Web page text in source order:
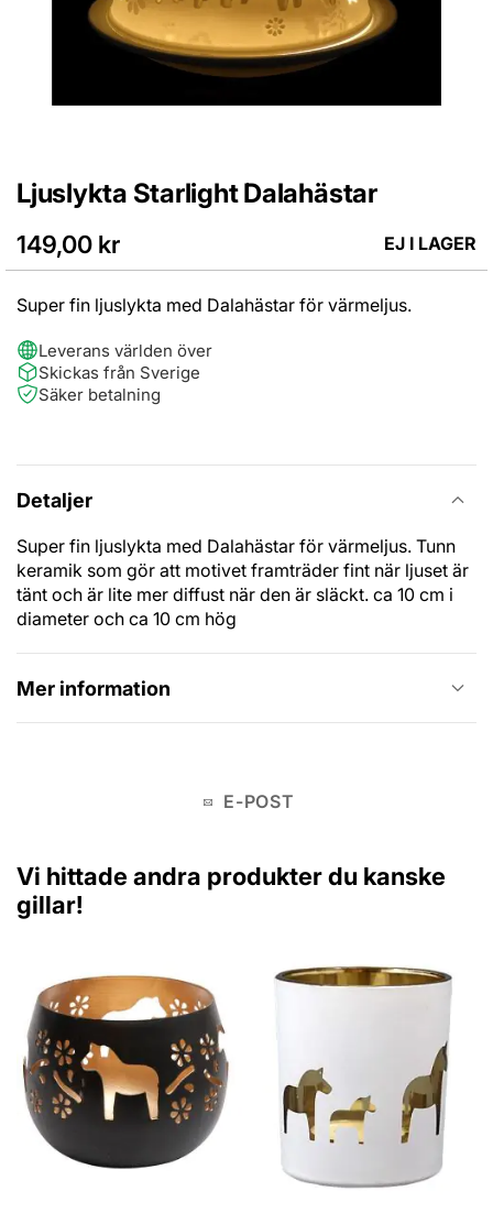
Ljuslykta Starlight Dalahästar
149,00 kr EJ I LAGER
Super fin ljuslykta med Dalahästar för värmeljus.
Leverans världen över
Skickas från Sverige
Säker betalning
Hoppa
till
början
Detaljer
Super fin ljuslykta med Dalahästar för värmeljus. Tunn
keramik som gör att motivet framträder fint när ljuset är
tänt och är lite mer diffust när den är släckt. ca 10 cm i
diameter och ca 10 cm hög
Mer information
E-POST
Vi hittade andra produkter du kanske
gillar!